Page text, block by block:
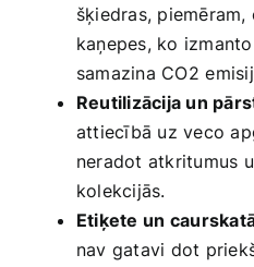
šķiedras,
kaņepes, ko
‍samazina CO2⁣
Reutilizācija un
attiecībā uz veco
neradot atkritumus
kolekcijās.
Etiķete ⁤un
nav gatavi dot